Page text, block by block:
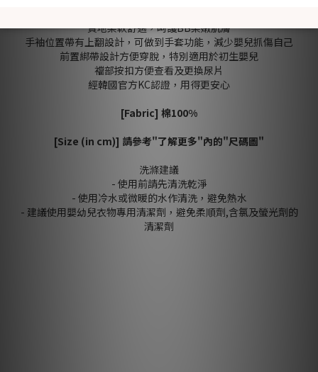
質地柔軟舒適，呵護BB柔嫩肌膚
手袖位置帶有上翻設計，可做到手套功能，減少嬰兒抓傷自己
前置綁帶設計方便穿脫，特別適用於初生嬰兒
襠部按扣方便查看及更換尿片
經韓國官方KC認證，用得更安心
[Fabric] 棉100%
[Size (in cm)] 請參考"了解更多"內的"尺碼圖"
洗滌建議
- 使用前請先清洗乾淨
- 使用冷水或微暖的水作清洗，避免熱水
- 建議使用嬰幼兒衣物專用清潔劑，避免柔順劑,含氯及螢光劑的
清潔劑